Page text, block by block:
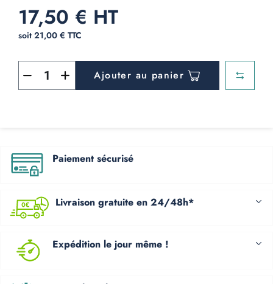
17,50 € HT
soit 21,00 € TTC
Ajouter au panier
Paiement sécurisé
Livraison gratuite en 24/48h*
Expédition le jour même !